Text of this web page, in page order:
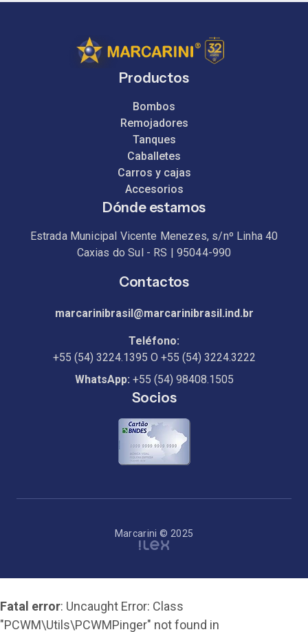
Productos
Bombos
Remojadores
Tanques
Caballetes
Carros y cajas
Accesorios
Dónde estamos
Estrada Municipal Vicente Menezes, s/nº Linha 40
Caxias do Sul - RS | 95044-990
Contactos
marcarinibrasil@marcarinibrasil.ind.br
Teléfono:
+55 (54) 3224.1395 O +55 (54) 3224.3222
WhatsApp: +55 (54) 98408.1505
Socios
Marcarini © 2025
Fatal error: Uncaught Error: Class
"PCWM\Utils\PCWMPinger" not found in